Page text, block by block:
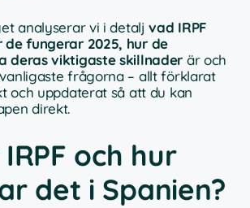
analyserar vi i detaljvad IRPF
de fungerar 2025, hur de
deras viktigaste skillnader är och
frågorna – allt förklarat
och uppdaterat så att du kan
direkt.
och hur
det i Spanien?